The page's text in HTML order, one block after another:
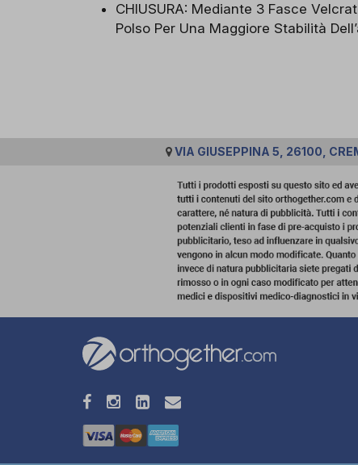
CHIUSURA: Mediante 3 Fasce
Polso Per Una Maggiore Stabilità
VIA GIUSEPPINA 5, 26100,